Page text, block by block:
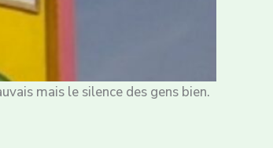
mais le silence des gens bien.